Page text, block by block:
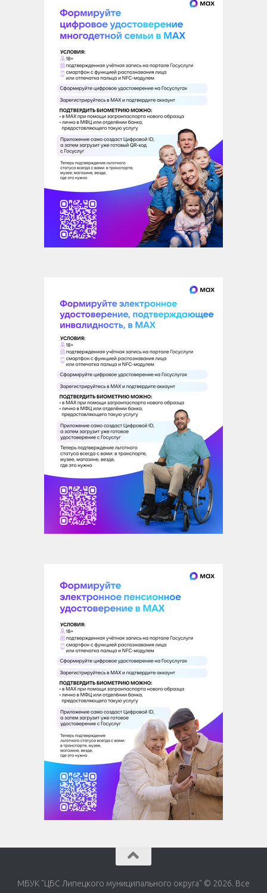
МБУК "ЦБС Липецкого муниципального округа" © 2026. Все